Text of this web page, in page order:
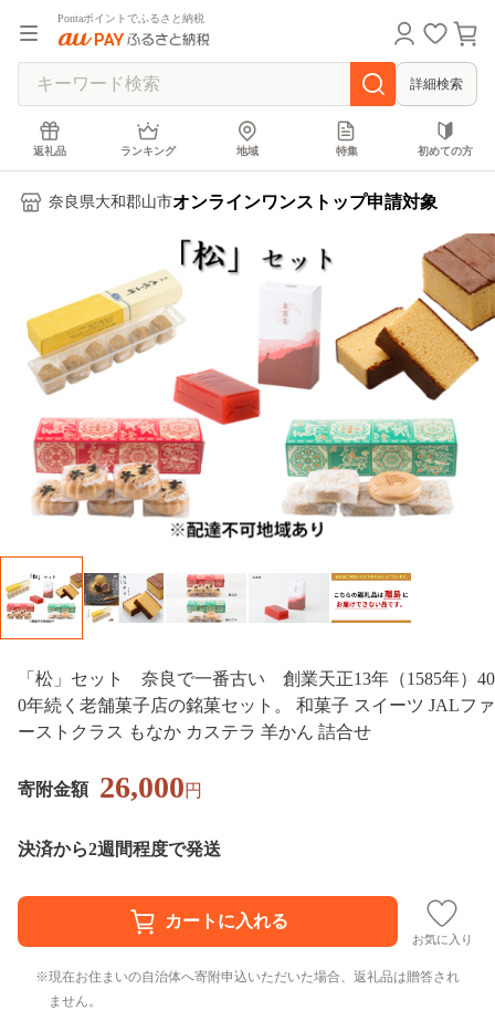
Pontaポイントでふるさと納税
詳細検索
返礼品 ランキング 地域 特集 初めての方
奈良県大和郡山市オンラインワンストップ申請対象
「松」セット 奈良で一番古い 創業天正13年（1585年）40
0年続く老舗菓子店の銘菓セット。 和菓子 スイーツ JALファ
ーストクラス もなか カステラ 羊かん 詰合せ
寄附金額 26,000円
決済から2週間程度で発送
お気に入り
現在お住まいの自治体へ寄附申込いただいた場合、返礼品は贈答され
ません。